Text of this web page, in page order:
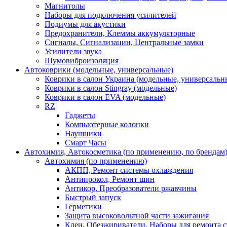
Магнитолы
Наборы для подключения усилителей
Подиумы для акустики
Предохранители, Клеммы аккумуляторные
Сигналы, Сигнализации, Центральные замки
Усилители звука
Шумовиброизоляция
Автоковрики (модельные, универсальные)
Коврики в салон Украина (модельные,
Коврики в салон Stingray (модельные)
Коврики в салон EVA (модельные)
RZ
Гаджеты
Компьютерные колонки
Наушники
Смарт Часы
Автохимия, Автокосметика (по применению, по брендам)
Автохимия (по применению)
АКПП, Ремонт системы охлаждения
Антипрокол, Ремонт шин
Антикор, Преобразователи ржавчины
Быстрый запуск
Герметики
Защита высоковольтной части зажигания
Клеи, Обезжириватели, Наборы для ремонта